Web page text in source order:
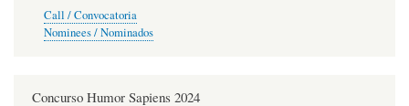
Call / Convocatoria
Nominees / Nominados
Concurso Humor Sapiens 2024